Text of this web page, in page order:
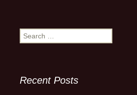
Search
for:
Recent Posts